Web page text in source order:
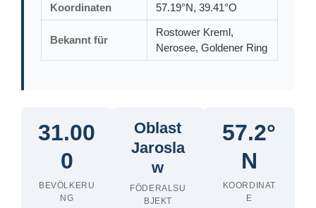
Koordinaten 57.19°N, 39.41°O
Bekannt für
Rostower Kreml,
Nerosee, Goldener Ring
31.00
0
BEVÖLKERU
NG
Oblast
Jarosla
w
FÖDERALSU
BJEKT
57.2°
N
KOORDINAT
E